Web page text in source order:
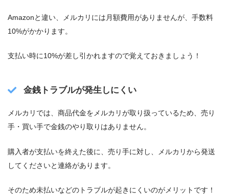
Amazonと違い、メルカリには月額費用がありませんが、手数料
10%がかかります。
支払い時に10%が差し引かれますので覚えておきましょう！
金銭トラブルが発生しにくい
メルカリでは、商品代金をメルカリが取り扱っているため、売り
手・買い手で金銭のやり取りはありません。
購入者が支払いを終えた後に、売り手に対し、メルカリから発送
してくださいと連絡があります。
そのため未払いなどのトラブルが起きにくいのがメリットです！